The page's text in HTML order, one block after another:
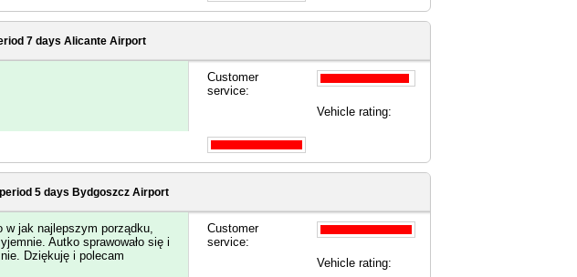
7 days Alicante Airport
Customer
service:
Vehicle rating:
5 days Bydgoszcz Airport
jak najlepszym porządku,
Autko sprawowało się i
Dziękuję i polecam
Customer
service:
Vehicle rating: